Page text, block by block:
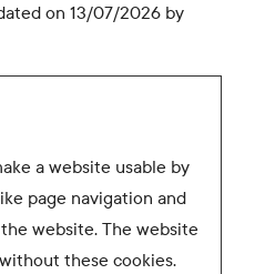
on 13/07/2026 by
a website usable by
page navigation and
website. The website
these cookies.